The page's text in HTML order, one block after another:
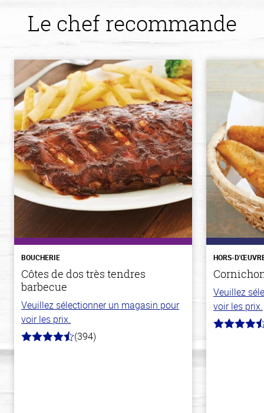
Le chef recommande
BOUCHERIE
Côtes de dos très tendres
barbecue
Veuillez sélectionner un magasin pour
voir les prix.
4.7
(394)
HORS-
Veuillez
voir les prix.
4.1